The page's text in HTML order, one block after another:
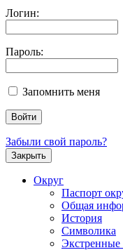
Логин:
Пароль:
Запомнить меня
Забыли свой пароль?
Закрыть
Округ
Паспорт
Общая
История
Символика